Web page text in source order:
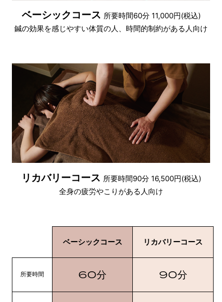
ベーシックコース 所要時間60分 11,000円(税込)
鍼の効果を感じやすい体質の人、時間的制約がある人向け
リカバリーコース 所要時間90分 16,500円(税込)
全身の疲労やこりがある人向け
ベーシックコース リカバリーコース
所要時間 60分 90分